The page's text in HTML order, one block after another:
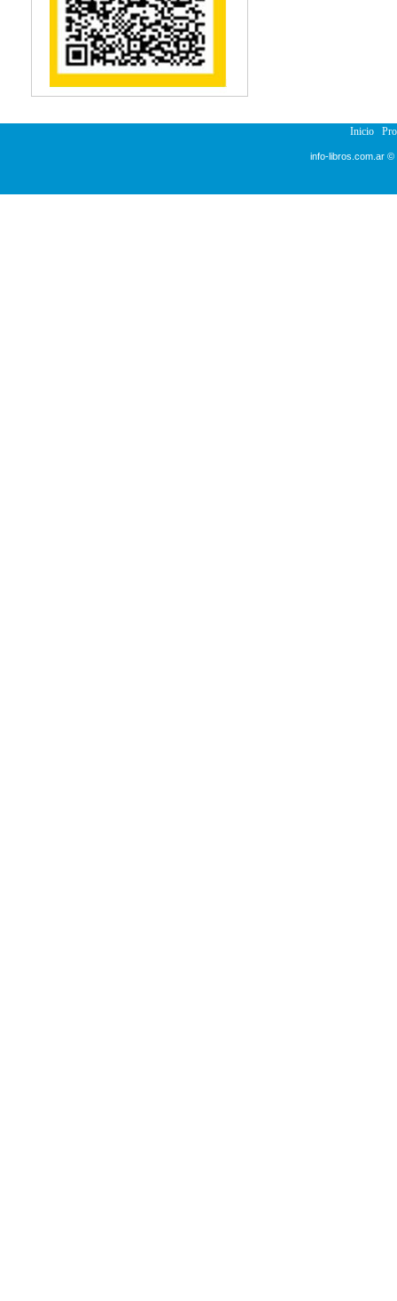
Reumatología
Salud Pública
Semiología
Terapia Ocupacional
Urología
Inicio
info-libros.com.ar